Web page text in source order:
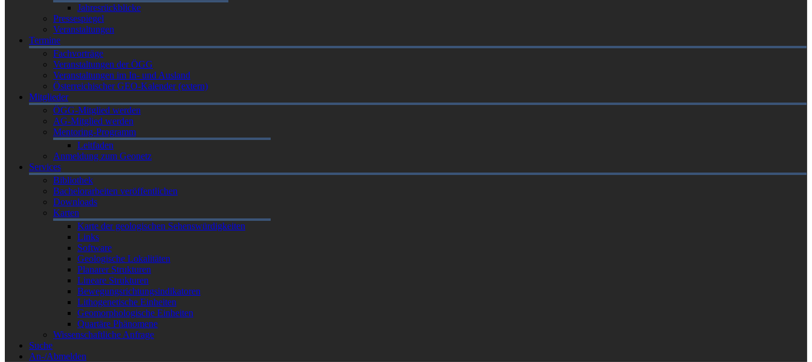
Jahresrückblicke
Pressespiegel
Veranstaltungen
Termine
Fachvorträge
Veranstaltungen der ÖGG
Veranstaltungen im In- und Ausland
Österreichischer GEO-Kalender (extern)
Mitglieder
ÖGG-Mitglied werden
AG-Mitglied werden
Mentoring-Programm
Leitfaden
Anmeldung zum Geonetz
Services
Bibliothek
Bachelorarbeiten veröffentlichen
Downloads
Karten
Karte der geologischen Sehenswürdigkeiten
Links
Software
Geologische Lokalitäten
Planarer Strukturen
Lineare Strukturen
Bewegungsrichtungsindikatoren
Lithogenetische Einheiten
Geomorphologische Einheiten
Quartäre Phänomene
Wissenschaftliche Anfrage
Suche
An-/Abmelden